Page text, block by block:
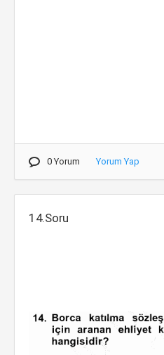
0 Yorum Yorum Yap
14.Soru